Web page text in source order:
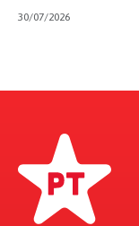
30/07/2026